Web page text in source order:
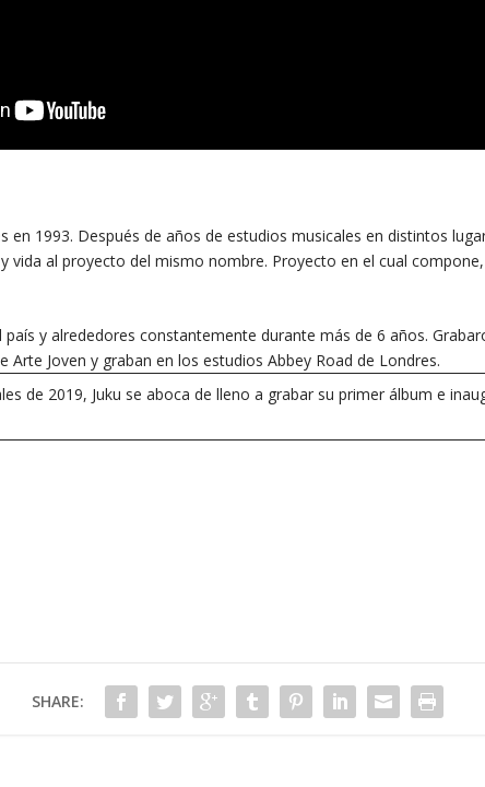
en 1993. Después de años de estudios musicales en distintos
vida al proyecto del mismo nombre. Proyecto en el cual
y alrededores constantemente durante más de 6 años.
Arte Joven y graban en los estudios Abbey Road de Londres.
de 2019, Juku se aboca de lleno a grabar su primer álbum e
SHARE: